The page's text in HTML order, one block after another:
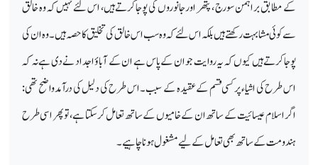
کے مطابق براہمن سورج ، پتھر اور جانوروں کی پوجا کرتے ہیں، اس لئے نہیں کہ وہ خالق
سے کوئی مشابہت رکھتے ہیں بلکہ اس لئے کہ وہ سب اس خالق کی تخلیق کا حصہ ہیں۔ وہ ان کی
پوجا کرتے ہیں کیوں کہ یہ روایت جو ان کے پاس ہے ان کے آباؤ اجداد نے دی ہے نہ کہ
اس طرح کی اشیاء پر کسی قسم کے عقیدہ کے سبب۔ اس طرح کی دلیل کی درآمد واضح تھی:
اگر اسلام عیسائیت کے ساتھ ان کے خامیوں کے ساتھ تعامل کرسکتا ہے ، تو پھر اسی طرح
ہندو مت کے ساتھ بھی تعامل کے لیے مشغول ہونا چاہیے ۔